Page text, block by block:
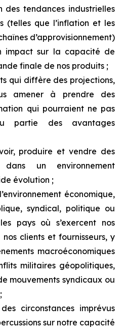
tendances industrielles
(telles que l’inflation et les
d’approvisionnement)
impact sur la capacité de
finale de nos produits ;
qui diffère des projections,
amener à prendre des
qui pourraient ne pas
partie des avantages
produire et vendre des
dans un environnement
évolution ;
l’environnement économique,
syndical, politique ou
les pays où s’exercent nos
nos clients et fournisseurs, y
macroéconomiques
militaires géopolitiques,
mouvements syndicaux ou
des circonstances imprévus
sur notre capacité